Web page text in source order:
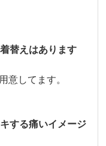
替えはあります
意してます。
する痛いイメージ